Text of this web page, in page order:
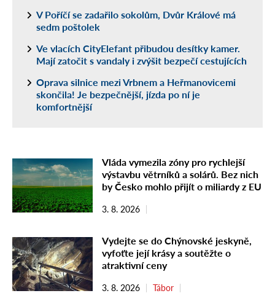
V Poříčí se zadařilo sokolům, Dvůr Králové má
sedm poštolek
Ve vlacích CityElefant přibudou desítky kamer.
Mají zatočit s vandaly i zvýšit bezpečí cestujících
Oprava silnice mezi Vrbnem a Heřmanovicemi
skončila! Je bezpečnější, jízda po ní je
komfortnější
Vláda vymezila zóny pro rychlejší
výstavbu větrníků a solárů. Bez nich
by Česko mohlo přijít o miliardy z EU
3. 8. 2026
Vydejte se do Chýnovské jeskyně,
vyfoťte její krásy a soutěžte o
atraktivní ceny
3. 8. 2026 Tábor